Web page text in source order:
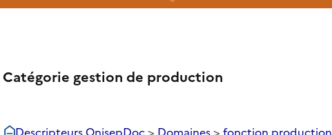
Catégorie gestion de production